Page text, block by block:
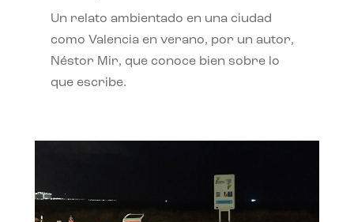
Un relato ambientado en una ciudad
como Valencia en verano, por un autor,
Néstor Mir, que conoce bien sobre lo
que escribe.